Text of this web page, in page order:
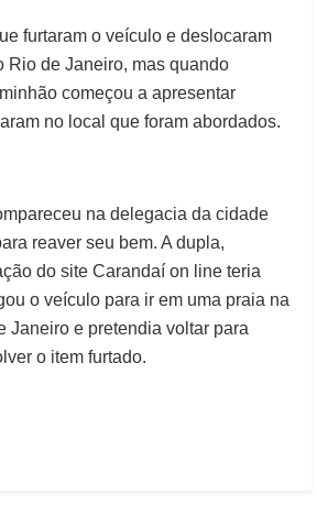
furtaram o veículo e deslocaram
Rio de Janeiro, mas quando
começou a apresentar
no local que foram abordados.
na delegacia da cidade
reaver seu bem. A dupla,
do site Carandaí on line teria
o veículo para ir em uma praia na
Janeiro e pretendia voltar para
o item furtado.